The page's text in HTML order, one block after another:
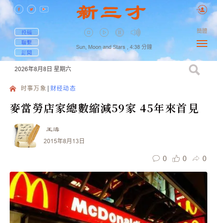
投稿
聯繫
訂閱
Sun, Moon and Stars , 4:38 分鐘
簡體
2026年8月8日 星期六
时事万象 财经动态
麥當勞店家總數縮減59家 45年來首見
王濤
2015年8月13日
0 0 0